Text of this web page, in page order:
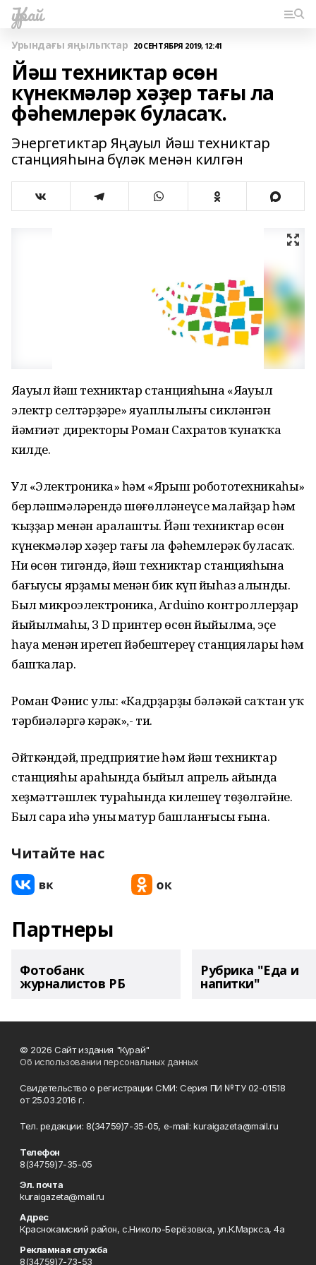
Ҡурай
Урындағы яңылыҡтар 20 СЕНТЯБРЯ 2019, 12:41
Йәш техниктар өсөн
күнекмәләр хәҙер тағы ла
фәһемлерәк буласаҡ.
Энергетиктар Яңауыл йәш техниктар
станцияһына бүләк менән килгән
Яңауыл йәш техниктар станцияһына «Яңауыл
электр селтәрҙәре» яуаплылығы сикләнгән
йәмғиәт директоры Роман Сахратов ҡунаҡҡа
килде.
Ул «Электроника» һәм «Ярыш робототехникаһы»
берләшмәләрендә шөғөлләнеүсе малайҙар һәм
ҡыҙҙар менән аралашты. Йәш техниктар өсөн
күнекмәләр хәҙер тағы ла фәһемлерәк буласаҡ.
Ни өсөн тигәндә, йәш техниктар станцияһына
бағыусы ярҙамы менән бик күп йыһаз алынды.
Был микроэлектроника, Arduino контроллерҙар
йыйылмаһы, З D принтер өсөн йыйылма, эҫе
һауа менән иретеп йәбештереү станциялары һәм
башҡалар.
Роман Фәнис улы: «Кадрҙарҙы бәләкәй саҡтан уҡ
тәрбиәләргә кәрәк»,- ти.
Әйткәндәй, предприятие һәм йәш техниктар
станцияһы араһында быйыл апрель айында
хеҙмәттәшлек тураһында килешеү төҙөлгәйне.
Был сара иһә уның матур башланғысы ғына.
Читайте нас
Партнеры
Фотобанк
журналистов РБ
Рубрика "Еда и
напитки"
© 2026 Сайт издания "Курай"
Об использовании персональных данных
Свидетельство о регистрации СМИ: Серия ПИ №ТУ 02-01518
от 25.03.2016 г.
Тел. редакции: 8(34759)7-35-05, e-mail: kuraigazeta@mail.ru
Телефон
8(34759)7-35-05
Эл. почта
kuraigazeta@mail.ru
Адрес
Краснокамский район, с.Николо-Берёзовка, ул.К.Маркса, 4а
Рекламная служба
8(34759)7-73-53